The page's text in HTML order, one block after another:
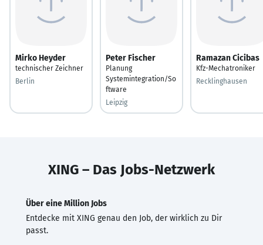
Mirko Heyder
technischer Zeichner
Berlin
Peter Fischer
Planung
Systemintegration/So
ftware
Leipzig
Ramazan Cicibas
Kfz-Mechatroniker
Recklinghausen
XING – Das Jobs-Netzwerk
Über eine Million Jobs
Entdecke mit XING genau den Job, der wirklich zu Dir
passt.